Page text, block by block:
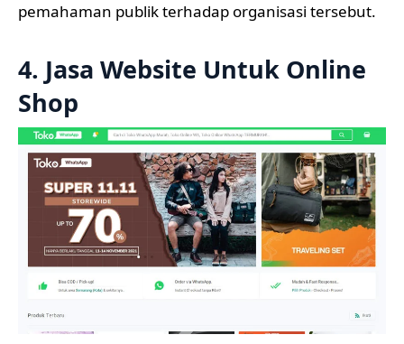
pemahaman publik terhadap organisasi tersebut.
4. Jasa Website Untuk Online
Shop